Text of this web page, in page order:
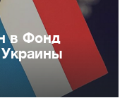
в Фонд